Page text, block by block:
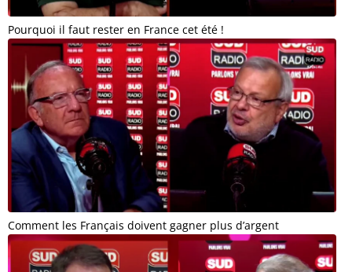
Pourquoi il faut rester en France cet été !
Comment les Français doivent gagner plus d’argent